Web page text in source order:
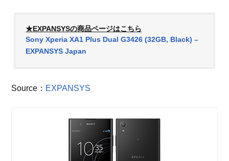
★EXPANSYSの商品ページはこちら
Sony Xperia XA1 Plus Dual G3426 (32GB, Black) –
EXPANSYS Japan
Source： EXPANSYS